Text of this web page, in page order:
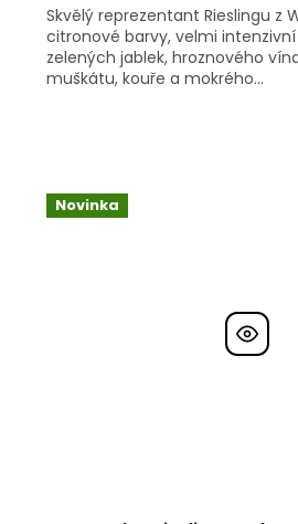
Skvělý reprezentant Rieslingu z
citronové barvy, velmi
zelených jablek, hroznového
muškátu, kouře a mokrého...
Novinka